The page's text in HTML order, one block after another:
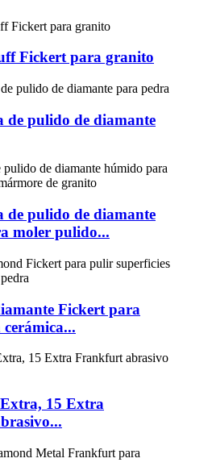
Fickert para granito
de pulido de diamante
de pulido de diamante
moler pulido...
Fickert para
15 Extra